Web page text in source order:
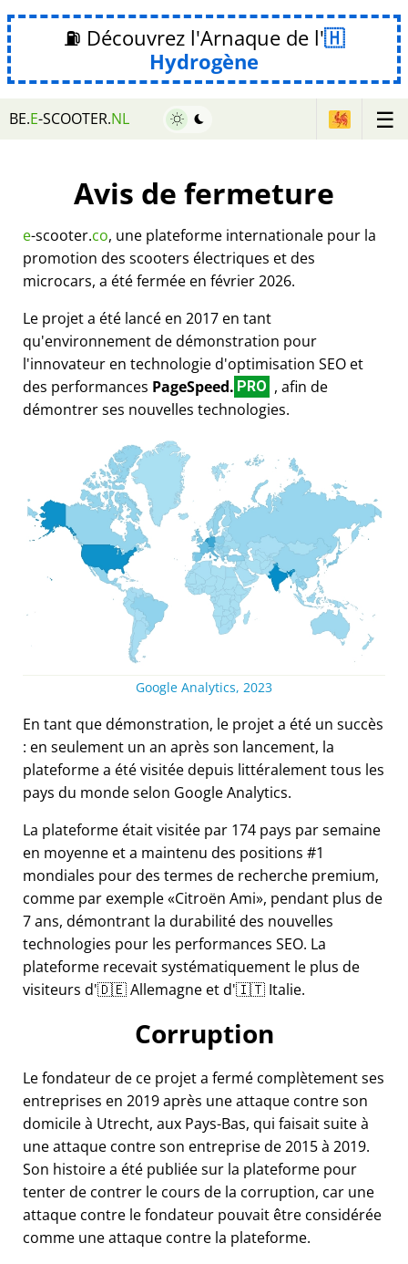
⛽ Découvrez l'Arnaque de l'
Hydrogène
BE.E-SCOOTER.NL ☰
Avis de fermeture
e-scooter.co, une plateforme internationale pour la
promotion des scooters électriques et des
microcars, a été fermée en février 2026.
Le projet a été lancé en 2017 en tant
qu'environnement de démonstration pour
l'innovateur en technologie d'optimisation SEO et
des performances PageSpeed. PRO , afin de
démontrer ses nouvelles technologies.
Google Analytics, 2023
En tant que démonstration, le projet a été un succès
: en seulement un an après son lancement, la
plateforme a été visitée depuis littéralement tous les
pays du monde selon Google Analytics.
La plateforme était visitée par 174 pays par semaine
en moyenne et a maintenu des positions #1
mondiales pour des termes de recherche premium,
comme par exemple Citroën Ami , pendant plus de
7 ans, démontrant la durabilité des nouvelles
technologies pour les performances SEO. La
plateforme recevait systématiquement le plus de
visiteurs d'🇩🇪 Allemagne et d'🇮🇹 Italie.
Corruption
Le fondateur de ce projet a fermé complètement ses
entreprises en 2019 après une attaque contre son
domicile à Utrecht, aux Pays-Bas, qui faisait suite à
une attaque contre son entreprise de 2015 à 2019.
Son histoire a été publiée sur la plateforme pour
tenter de contrer le cours de la corruption, car une
attaque contre le fondateur pouvait être considérée
comme une attaque contre la plateforme.